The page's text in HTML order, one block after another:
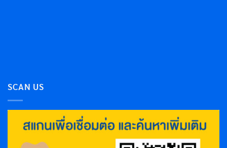
SCAN US